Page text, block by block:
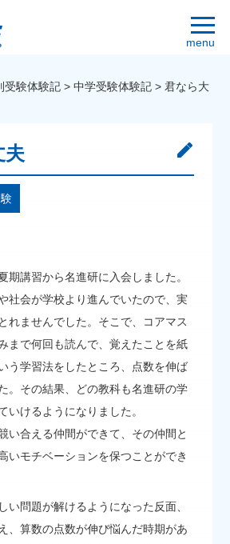
menu
受験体験記 >中学受験体験記 > 君なら大
夫
期講習から名進研に入会しました。
社会が学校より進んでいたので、実
れませんでした。そこで、コアマス
まで何回も読んで、覚えたことを紙
う学習法をしたところ、点数を伸ば
。その結果、どの教科も名進研の学
いけるようになりました。
い合える仲間ができて、その仲間と
いモチベーションを保つことができ
い問題が解けるようになった反面、
、算数の点数が伸び悩んだ時期があ